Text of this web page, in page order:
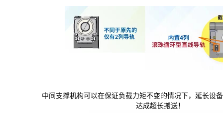
中间支撑机构可以在保证负载力矩不变的情况下，延长设
达成超长搬送！